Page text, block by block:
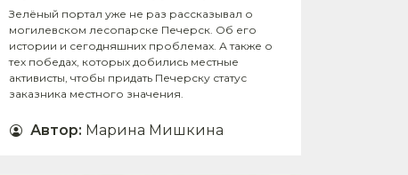
Зелёный портал уже не раз рассказывал о
могилевском лесопарске Печерск. Об его
истории и сегодняшних проблемах. А также о
тех победах, которых добились местные
активисты, чтобы придать Печерску статус
заказника местного значения.
Автор: Марина Мишкина